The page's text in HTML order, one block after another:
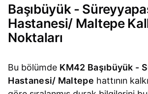
Başıbüyük -
Hastanesi/ Maltepe
Noktaları
Bu bölümde KM42 Başıbüyük -
Hastanesi/ Maltepe hattının